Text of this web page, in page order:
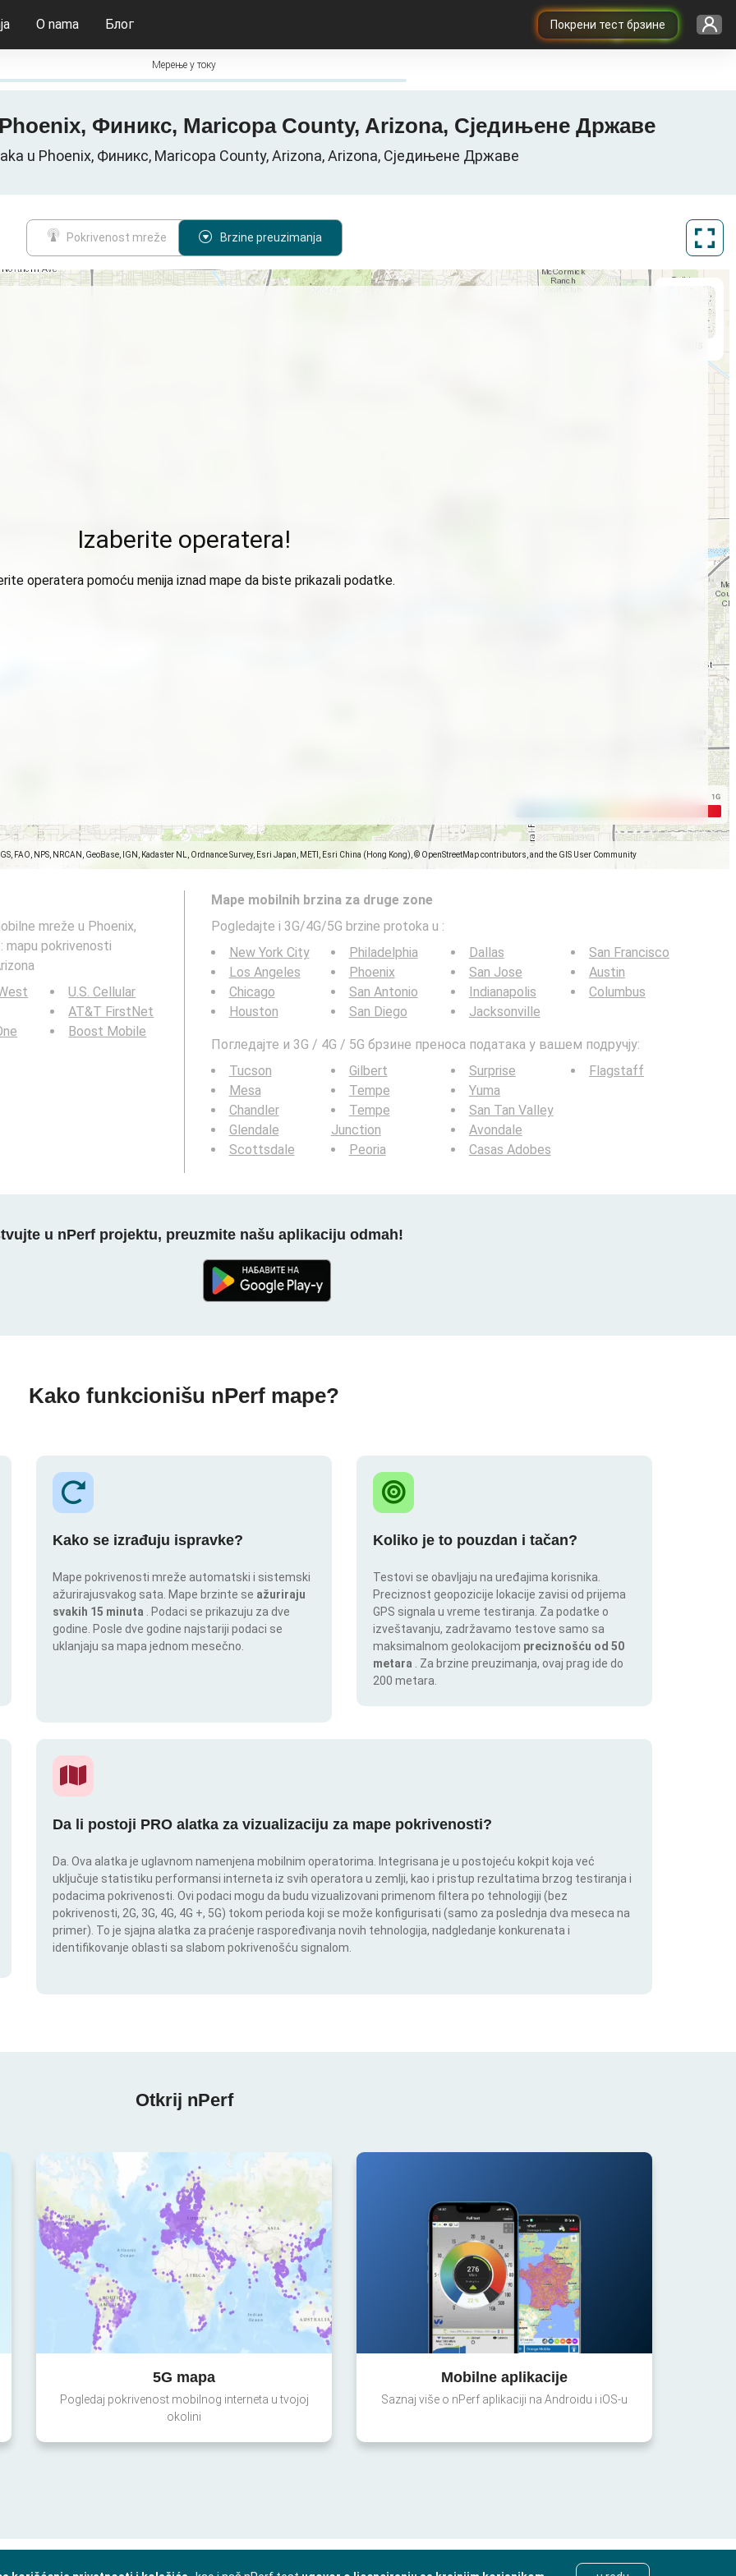
Покрени тест брзине
O nama Блог
Мерење у току
Финикс, Maricopa County, Arizona, Сједињене Државе
u Phoenix, Финикс, Maricopa County, Arizona, Arizona, Сједињене Државе
Pokrivenost mreže Brzine preuzimanja
FAO, NPS, NRCAN, GeoBase, IGN, Kadaster NL, Ordnance Survey, Esri Japan, METI, Esri China (Hong Kong), © OpenStreetMap contributors, and the GIS User Community
Izaberite operatera!
operatera pomoću menija iznad mape da biste prikazali podatke.
mreže u Phoenix,
mapu pokrivenosti
U.S. Cellular
AT&T FirstNet
Boost Mobile
Mape mobilnih brzina za druge zone
Pogledajte i 3G/4G/5G brzine protoka u :
New York City
Los Angeles
Chicago
Houston
Philadelphia
Phoenix
San Antonio
San Diego
Dallas
San Jose
Indianapolis
Jacksonville
San Francisco
Austin
Columbus
Погледајте и 3G / 4G / 5G брзине преноса података у вашем подручју:
Tucson
Mesa
Chandler
Glendale
Scottsdale
Gilbert
Tempe
Tempe
Junction
Peoria
Surprise
Yuma
San Tan Valley
Avondale
Casas Adobes
Flagstaff
u nPerf projektu, preuzmite našu aplikaciju odmah!
Kako funkcionišu nPerf mape?
Kako se izrađuju ispravke?
Mape pokrivenosti mreže automatski i sistemski
ažurirajusvakog sata. Mape brzinte se ažuriraju
svakih 15 minuta
. Podaci se prikazuju za dve
godine. Posle dve godine najstariji podaci se
uklanjaju sa mapa jednom mesečno.
Koliko je to pouzdan i tačan?
Testovi se obavljaju na uređajima korisnika.
Preciznost geopozicije lokacije zavisi od prijema
GPS signala u vreme testiranja. Za podatke o
izveštavanju, zadržavamo testove samo sa
maksimalnom geolokacijom preciznošću od 50
metara
. Za brzine preuzimanja, ovaj prag ide do
200 metara.
Da li postoji PRO alatka za vizualizaciju za mape pokrivenosti?
Da. Ova alatka je uglavnom namenjena mobilnim operatorima. Integrisana je u postojeću kokpit koja već
uključuje statistiku performansi interneta iz svih operatora u zemlji, kao i pristup rezultatima brzog testiranja i
podacima pokrivenosti. Ovi podaci mogu da budu vizualizovani primenom filtera po tehnologiji (bez
pokrivenosti, 2G, 3G, 4G, 4G +, 5G) tokom perioda koji se može konfigurisati (samo za poslednja dva meseca na
primer). To je sjajna alatka za praćenje raspoređivanja novih tehnologija, nadgledanje konkurenata i
identifikovanje oblasti sa slabom pokrivenošću signalom.
Otkrij nPerf
5G mapa
Pogledaj pokrivenost mobilnog interneta u tvojoj
okolini
Mobilne aplikacije
Saznaj više o nPerf aplikaciji na Androidu i iOS-u